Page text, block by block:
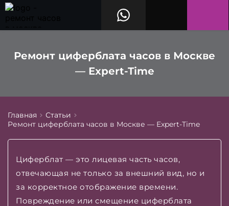
Ремонт циферблата часов в Москве
— Expert-Time
Главная
Статьи
Ремонт циферблата часов в Москве — Expert-Time
Циферблат — это лицевая часть часов,
отвечающая не только за внешний вид, но и
за корректное отображение времени.
Повреждение или смещение циферблата